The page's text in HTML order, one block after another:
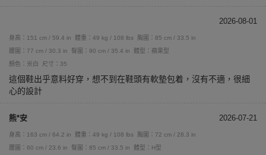
2026-08-01
身高：151 cm / 59.4 in 體重：49 kg / 108 lbs
胸圍：85 cm / 33.5 in
腰圍：77 cm / 30.3 in
臀圍：90 cm / 35.4 in
體型：蘋果型
顏色：米白
尺寸：35
這個鞋出乎意料好穿，想不到在鞋頭有軟墊包着，沒有不適，很細
心的設計
熊*安 2026-07-21
身高：163 cm / 64.2 in 體重：49 kg / 108 lbs
胸圍：72 cm / 28.3 in
腰圍：60 cm / 23.6 in
臀圍：85 cm / 33.5 in
體型：H型